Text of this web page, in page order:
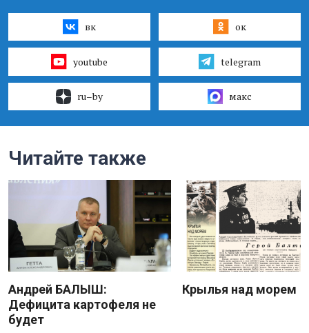
вк ок
youtube telegram
ru–by макс
Читайте также
Андрей БАЛЫШ:
Дефицита картофеля не
будет
Крылья над морем